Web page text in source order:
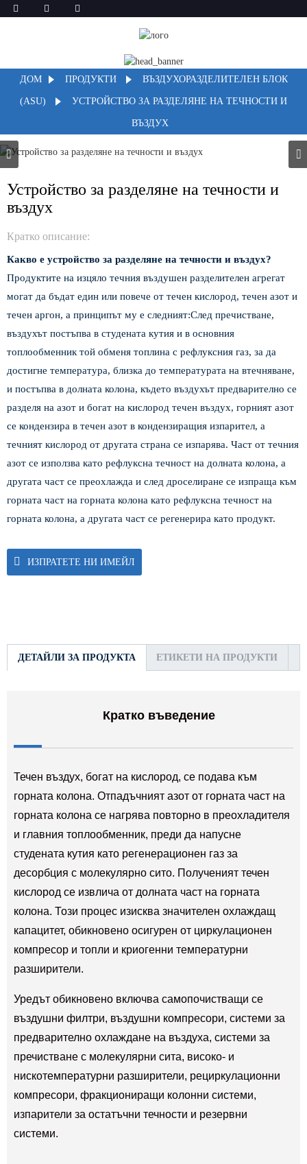
ДОМ ПРОДУКТИ ВЪЗДУХОРАЗДЕЛИТЕЛЕН БЛОК
(ASU) УСТРОЙСТВО ЗА РАЗДЕЛЯНЕ НА ТЕЧНОСТИ И
ВЪЗДУХ
Устройство за разделяне на течности и
въздух
Кратко описание:
Какво е устройство за разделяне на течности и въздух?
Продуктите на изцяло течния въздушен разделителен агрегат
могат да бъдат един или повече от течен кислород, течен азот и
течен аргон, а принципът му е следният:След пречистване,
въздухът постъпва в студената кутия и в основния
топлообменник той обменя топлина с рефлуксния газ, за ​​да
достигне температура, близка до температурата на втечняване,
и постъпва в долната колона, където въздухът предварително се
разделя на азот и богат на кислород течен въздух, горният азот
се кондензира в течен азот в кондензиращия изпарител, а
течният кислород от другата страна се изпарява. Част от течния
азот се използва като рефлуксна течност на долната колона, а
другата част се преохлажда и след дроселиране се изпраща към
горната част на горната колона като рефлуксна течност на
горната колона, а другата част се регенерира като продукт.
ИЗПРАТЕТЕ НИ ИМЕЙЛ
ДЕТАЙЛИ ЗА ПРОДУКТА ЕТИКЕТИ НА ПРОДУКТИ
Кратко въведение
Течен въздух, богат на кислород, се подава към
горната колона. Отпадъчният азот от горната част на
горната колона се нагрява повторно в преохладителя
и главния топлообменник, преди да напусне
студената кутия като регенерационен газ за
десорбция с молекулярно сито. Полученият течен
кислород се извлича от долната част на горната
колона. Този процес изисква значителен охлаждащ
капацитет, обикновено осигурен от циркулационен
компресор и топли и криогенни температурни
разширители.
Уредът обикновено включва самопочистващи се
въздушни филтри, въздушни компресори, системи за
предварително охлаждане на въздуха, системи за
пречистване с молекулярни сита, високо- и
нискотемпературни разширители, рециркулационни
компресори, фракциониращи колонни системи,
изпарители за остатъчни течности и резервни
системи.